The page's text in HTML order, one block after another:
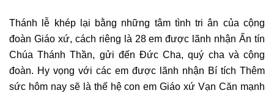
Thánh lễ khép lại bằng những tâm tình tri ân của cộng
đoàn Giáo xứ, cách riêng là 28 em được lãnh nhận Ấn tín
Chúa Thánh Thần, gửi đến Đức Cha, quý cha và cộng
đoàn. Hy vọng với các em được lãnh nhận Bí tích Thêm
sức hôm nay sẽ là thế hệ con em Giáo xứ Vạn Căn mạnh